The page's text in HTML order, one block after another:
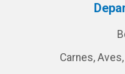
Carnes,